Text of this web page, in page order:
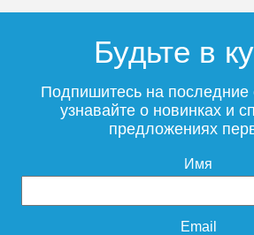
Будьте в
Подпишитесь на последние
узнавайте о новинках и
предложениях
Имя
Email